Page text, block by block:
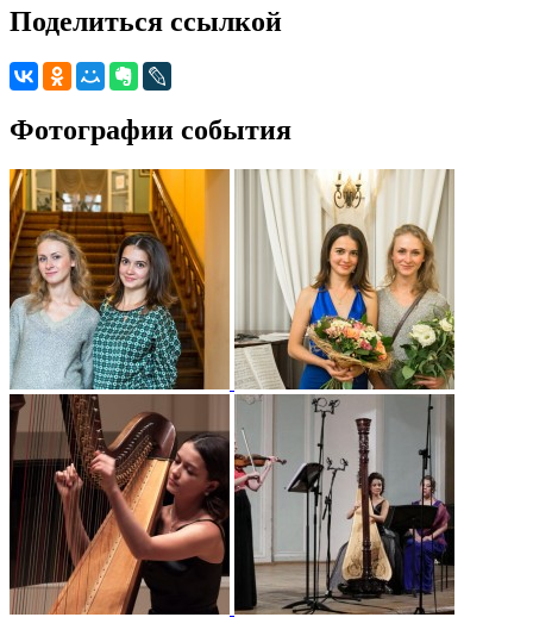
Поделиться ссылкой
Фотографии события